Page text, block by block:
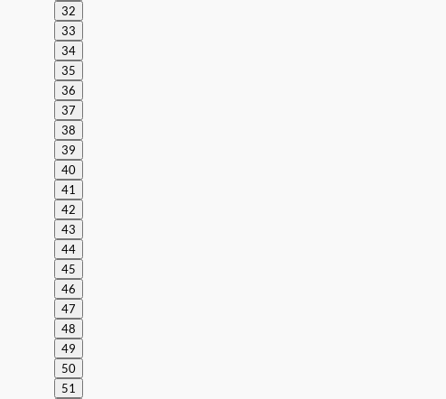
32
33
34
35
36
37
38
39
40
41
42
43
44
45
46
47
48
49
50
51